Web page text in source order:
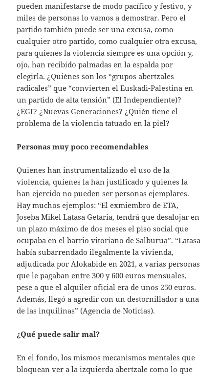
pueden manifestarse de modo pacífico y festivo, y
miles de personas lo vamos a demostrar. Pero el
partido también puede ser una excusa, como
cualquier otro partido, como cualquier otra excusa,
para quienes la violencia siempre es una opción y,
ojo, han recibido palmadas en la espalda por
elegirla. ¿Quiénes son los “grupos abertzales
radicales” que “convierten el Euskadi-Palestina en
un partido de alta tensión” (El Independiente)?
¿EGI? ¿Nuevas Generaciones? ¿Quién tiene el
problema de la violencia tatuado en la piel?
Personas muy poco recomendables
Quienes han instrumentalizado el uso de la
violencia, quienes la han justificado y quienes la
han ejercido no pueden ser personas ejemplares.
Hay muchos ejemplos: “El exmiembro de ETA,
Joseba Mikel Latasa Getaria, tendrá que desalojar en
un plazo máximo de dos meses el piso social que
ocupaba en el barrio vitoriano de Salburua”. “Latasa
había subarrendado ilegalmente la vivienda,
adjudicada por Alokabide en 2021, a varias personas
que le pagaban entre 300 y 600 euros mensuales,
pese a que el alquiler oficial era de unos 250 euros.
Además, llegó a agredir con un destornillador a una
de las inquilinas” (Agencia de Noticias).
¿Qué puede salir mal?
En el fondo, los mismos mecanismos mentales que
bloquean ver a la izquierda abertzale como lo que